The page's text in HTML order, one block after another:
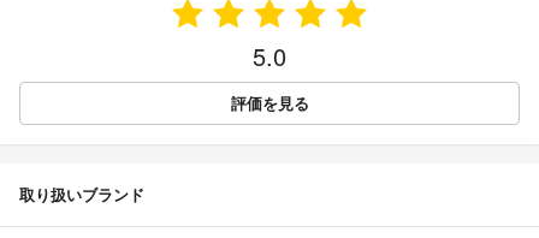
5.0
評価を見る
取り扱いブランド